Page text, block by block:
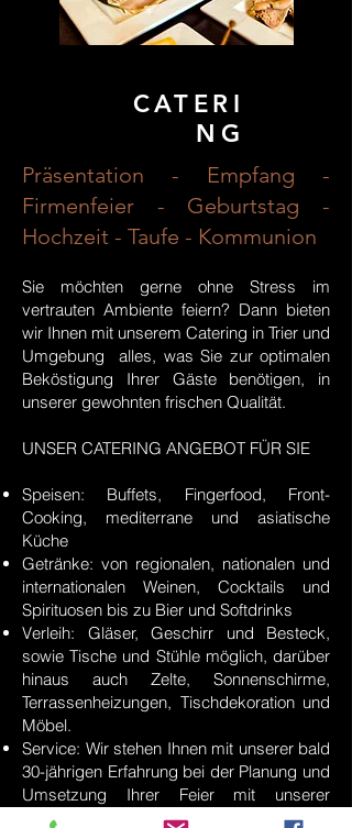
CATERI
NG
Präsentation - Empfang -
Firmenfeier - Geburtstag -
Hochzeit - Taufe - Kommunion
Sie möchten gerne ohne Stress im
vertrauten Ambiente feiern? Dann bieten
wir Ihnen mit unserem Catering in Trier und
Umgebung alles, was Sie zur optimalen
Beköstigung Ihrer Gäste benötigen, in
unserer gewohnten frischen Qualität.
UNSER CATERING ANGEBOT FÜR SIE
Speisen: Buffets, Fingerfood, Front-
Cooking, mediterrane und asiatische
Küche
Getränke: von regionalen, nationalen und
internationalen Weinen, Cocktails und
Spirituosen bis zu Bier und Softdrinks
Verleih: Gläser, Geschirr und Besteck,
sowie Tische und Stühle möglich, darüber
hinaus auch Zelte, Sonnenschirme,
Terrassenheizungen, Tischdekoration und
Möbel.
Service: Wir stehen Ihnen mit unserer bald
30-jährigen Erfahrung bei der Planung und
Umsetzung Ihrer Feier mit unserer
persönlichen Beratung zur Seite und